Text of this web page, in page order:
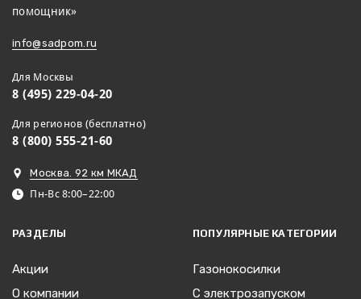
помощник»
info@sadpom.ru
Для Москвы
8 (495) 229-04-20
Для регионов (бесплатно)
8 (800) 555-21-60
Москва. 92 км МКАД
Пн-Вс 8:00–22:00
РАЗДЕЛЫ
Акции
О компании
ПОПУЛЯРНЫЕ КАТЕГОРИИ
Газонокосилки
С электрозапуском